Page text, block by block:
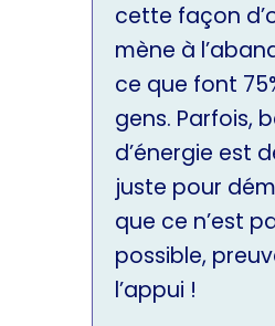
cette façon
mène à
ce que font
gens. Parfois,
d’énergie est
juste pour
que ce n’est
possible,
l’appui !